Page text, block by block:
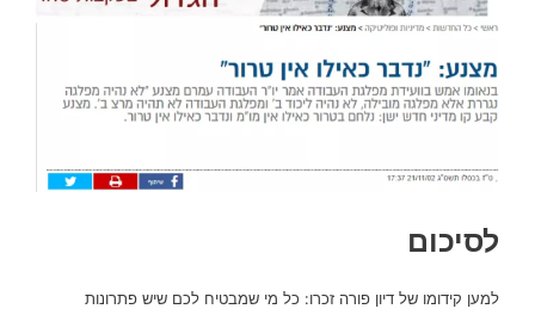
לסיכום
למען קידומו של דיון פורה זכרו: כל מי שמבטיח לכם שיש פתרונות